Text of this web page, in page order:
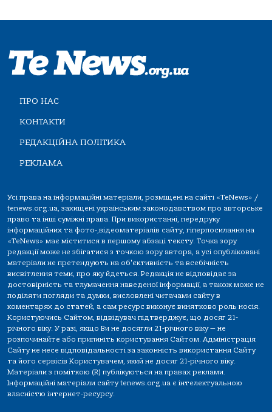
ПРО НАС
КОНТАКТИ
РЕДАКЦІЙНА ПОЛІТИКА
РЕКЛАМА
Усі права на інформаційні матеріали, розміщені на сайті «TeNews» /
tenews.org.ua, захищені українським законодавством про авторське
право та інші суміжні права. При використанні, передруку
інформаційних та фото-,відеоматеріалів сайту, гіперпосилання на
«TeNews» має міститися в першому абзаці тексту. Точка зору
редакції може не збігатися з точкою зору автора, а усі опубліковані
матеріали не претендують на об'єктивність та всебічність
висвітлення теми, про яку йдеться. Редакція не відповідає за
достовірність та тлумачення наведеної інформації, а також може не
поділяти погляди та думки, висловлені читачами сайту в
коментарях до статей, а сам ресурс виконує винятково роль носія.
Користуючись Сайтом, відвідувач підтверджує, що досяг 21-
річного віку. У разі, якщо Ви не досягли 21-річного віку — не
розпочинайте або припиніть користування Сайтом. Адміністрація
Сайту не несе відповідальності за законність використання Сайту
та його сервісів Користувачем, який не досяг 21-річного віку.
Матеріали з поміткою (R) публікуються на правах реклами.
Інформаційні матеріали сайту tenews.org.ua є інтелектуальною
власністю інтернет-ресурсу.